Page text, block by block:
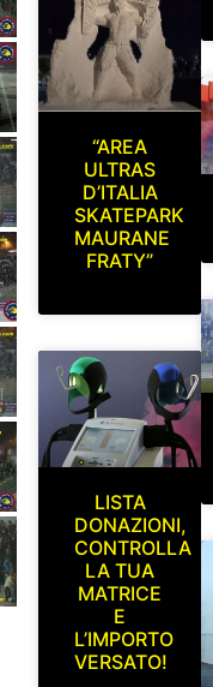
“AREA
ULTRAS
D’ITALIA
SKATEPARK
MAURANE
FRATY”
LISTA
DONAZIONI,
CONTROLLA
LA TUA
MATRICE
E
L’IMPORTO
VERSATO!